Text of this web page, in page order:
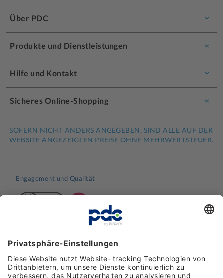
Über PDC
Produkte und Dienstleistungen
Hilfe und Kontakt
Sicheres Online-Shopping
SOFERN NICHT ANDERS ANGEGEBEN, SIND ALLE AUF DER
WEBSITE ANGEZEIGTEN PREISE OHNE MEHRWERTSTEUER.
Engagement und Qualität
Kundenbewertungen